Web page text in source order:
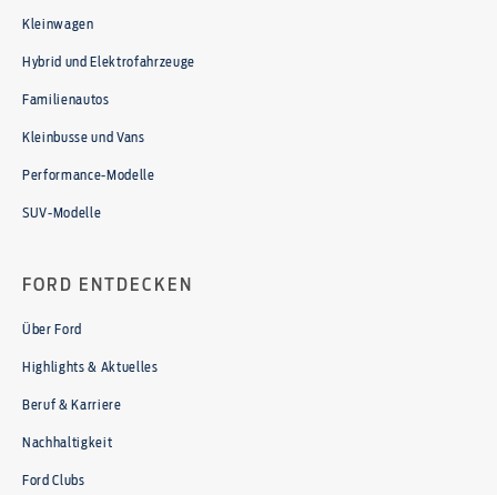
Kleinwagen
Hybrid und Elektrofahrzeuge
Familienautos
Kleinbusse und Vans
Performance-Modelle
SUV-Modelle
FORD ENTDECKEN
Über Ford
Highlights & Aktuelles
Beruf & Karriere
Nachhaltigkeit
Ford Clubs